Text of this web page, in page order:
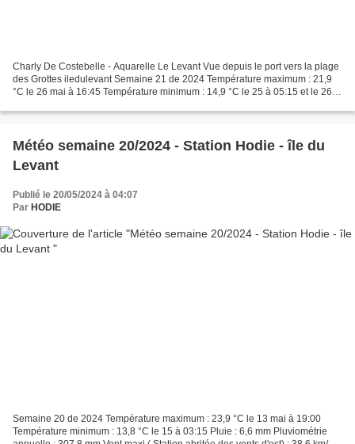
Charly De Costebelle - Aquarelle Le Levant Vue depuis le port vers la plage
des Grottes iledulevant Semaine 21 de 2024 Température maximum : 21,9
°C le 26 mai à 16:45 Température minimum : 14,9 °C le 25 à 05:15 et le 26 à
Météo semaine 20/2024 - Station Hodie - île du
Levant
Publié le 20/05/2024 à 04:07
Par HODIE
Semaine 20 de 2024 Température maximum : 23,9 °C le 13 mai à 19:00
Température minimum : 13,8 °C le 15 à 03:15 Pluie : 6,6 mm Pluviométrie